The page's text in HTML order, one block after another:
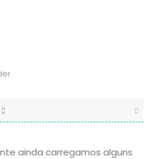
ainda carregamos alguns